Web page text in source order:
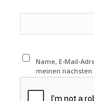
Name, E-Mail-
meinen